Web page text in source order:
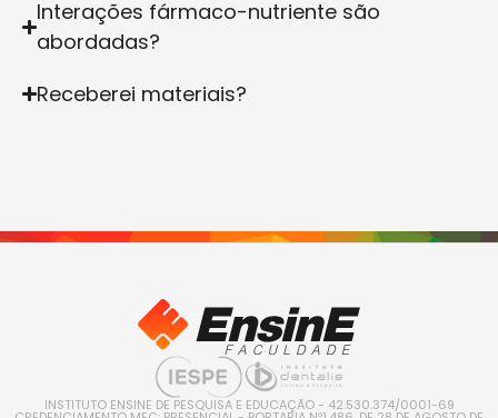
Interações fármaco-nutriente são
abordadas?
Receberei materiais?
INSTITUTO ENSINE DE PESQUISA E EDUCAÇÃO - 42.530.374/0001-69